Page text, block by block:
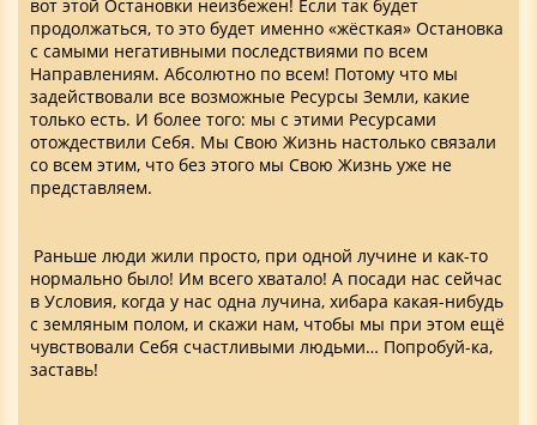
вот этой Остановки неизбежен! Если так будет
продолжаться, то это будет именно «жёсткая» Остановка
с самыми негативными последствиями по всем
Направлениям. Абсолютно по всем! Потому что мы
задействовали все возможные Ресурсы Земли, какие
только есть. И более того: мы с этими Ресурсами
отождествили Себя. Мы Свою Жизнь настолько связали
со всем этим, что без этого мы Свою Жизнь уже не
представляем.
Раньше люди жили просто, при одной лучине и как-то
нормально было! Им всего хватало! А посади нас сейчас
в Условия, когда у нас одна лучина, хибара какая-нибудь
с земляным полом, и скажи нам, чтобы мы при этом ещё
чувствовали Себя счастливыми людьми… Попробуй-ка,
заставь!